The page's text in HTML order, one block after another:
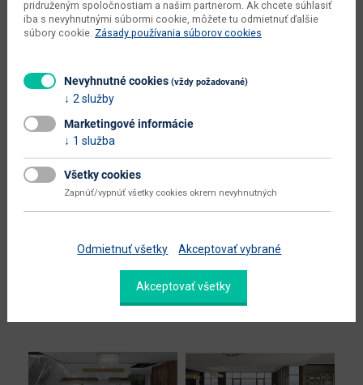
hĺbka sedadla (cm) 60
šírka plochy na spanie (cm)
hĺbka plochy na spanie (cm)
dodáva sa
Zobraziť ďalšie parametre
Alternatívne produkty
pridruženým spoločnostiam a našim partnerom. Ak chcete súhlasiť
iba s nevyhnutnými súbormi cookie, môžete tu odmietnuť ďalšie
súbory cookie. Zásady používania súborov cookies
Nevyhnutné cookies (vždy požadované)
2 služby
Marketingové informácie
1 služba
Všetky cookies
Zapnúť/vypnúť všetky cookies okrem nevyhnutných
Odmietnuť všetky Akceptovať vybrané
Akceptovať všetky